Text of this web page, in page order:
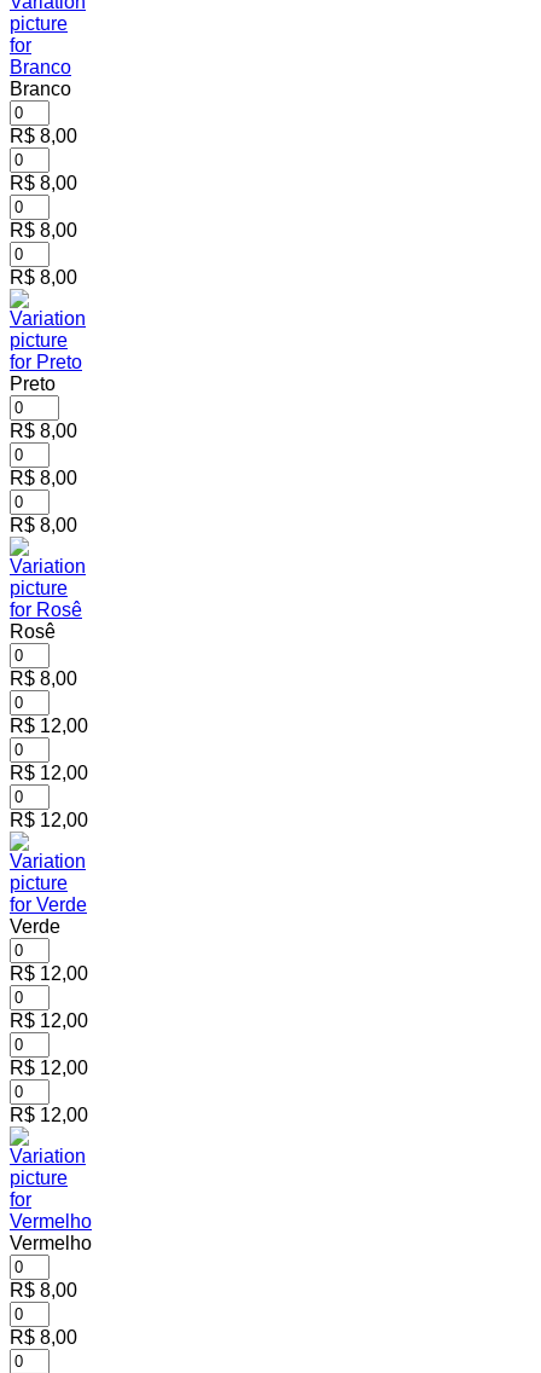
Branco
R$ 8,00
R$ 8,00
R$ 8,00
R$ 8,00
Preto
R$ 8,00
R$ 8,00
R$ 8,00
Rosê
R$ 8,00
R$ 12,00
R$ 12,00
R$ 12,00
Verde
R$ 12,00
R$ 12,00
R$ 12,00
R$ 12,00
Vermelho
R$ 8,00
R$ 8,00